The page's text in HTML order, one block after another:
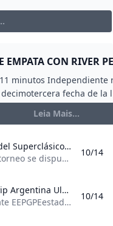
CON RIVER
minutos
fecha de la
Leia Mais...
Se confirmó el día y la hora del Superclásico entre Boca Juniors y River Plate por la Liga Profesional - Infobae El duelo por la fecha 15 del torneo se disputará en la Bombonera. El resto del cronograma
El duelo por la fecha 15 del torneo se disputará en la Bombonera. El resto del cronograma El duelo por la fecha 15 del torneo se disputará en la Bombonera. El resto del cronograma San Lorenzo inicia el segundo ciclo de Miguel Ángel Russo ante Barracas Central El Ciclón afronta un duelo lleno de morbo frente al conjunto de Ruben Darío Insúa. Además, Newell’s visita a Godoy Cruz. Más temprano, Estudiantes derrotó 3 a 2 a Instituto, Rosario Central empató 1-1 con Banfield y Argentinos goleó 3-0 a TalleresEl Ciclón afronta un duelo lleno de morbo frente al conjunto de Ruben Darío Insúa.
10/14
Noticias de River Plate Bolavip Argentina Ultimas Noticias de River Plate
Ultimas Noticias de River Plate EEPGPEestadísticas completas CONMEBOL Libertadores22/1021:30Atlético MineiroRiver PlateLiga Profesional Argentina25/1021:00Defensa y JusticiaRiver PlateCONMEBOL Libertadores29/1021:30River PlateAtlético MineiroGrupo A​Grupo H​Grupo A​ Estadísticas Completas 1ActualidadEl New York Times tildó de “ridícula” a la clasificación de Inter Miami al Mundial de Clubes 20252Fórmula 1El mensaje de Colapinto a Ocon tras arrebatarle el récord de vuelta rápida en Austin: “Que me la devuelva"3Fórmula 1Colapinto reveló que él armó la estrategia de Williams en el GP de Estados Unidos: “El equipo no quería"4Fórmula 1VIDEO | El espectacular sobrepaso de Franco Colapinto a Gasly para sumar puntos en el Gran Premio de Austin de la Fórmula 15SERIE ARompió el arco: el golazo de Lautaro Martínez a la Roma Registrarse implica aceptar los Términos y Condiciones
10/14